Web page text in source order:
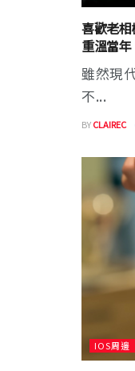
喜歡老
重溫當年
雖然現
不...
BYCLAIREC
IOS周邊